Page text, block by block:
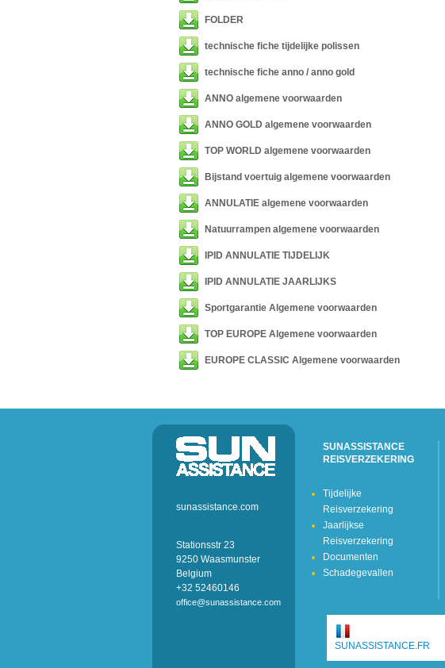
FOLDER
technische fiche tijdelijke polissen
technische fiche anno / anno gold
ANNO algemene voorwaarden
ANNO GOLD algemene voorwaarden
TOP WORLD algemene voorwaarden
Bijstand voertuig algemene voorwaarden
ANNULATIE algemene voorwaarden
Natuurrampen algemene voorwaarden
IPID ANNULATIE TIJDELIJK
IPID ANNULATIE JAARLIJKS
Sportgarantie Algemene voorwaarden
TOP EUROPE Algemene voorwaarden
EUROPE CLASSIC Algemene voorwaarden
sunassistance.com
Stationsstr 23
9250 Waasmunster
Belgium
+32 52460146
office@sunassistance.com
SUNASSISTANCE
REISVERZEKERING
Tijdelijke
Reisverzekering
Jaarlijkse
Reisverzekering
Documenten
Schadegevallen
SUNASSISTANCE.FR